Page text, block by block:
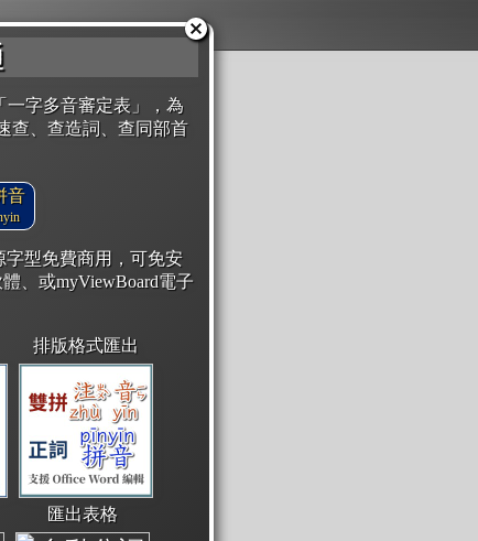
一字多音審定表」，為
查、查造詞、查同部首
音
字型免費商用，可免安
、或myViewBoard電子
排版格式匯出
匯出表格